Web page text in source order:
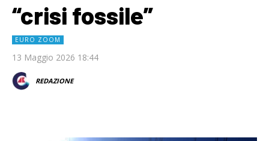
“crisi fossile”
EURO ZOOM
13 Maggio 2026 18:44
REDAZIONE